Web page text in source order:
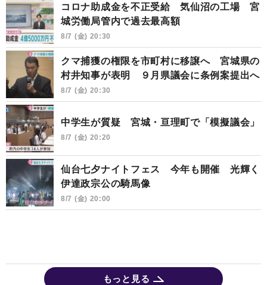
コロナ助成金を不正受給 気仙沼の工場 宮
城労働局管内で過去最高額
8/7 (金) 20:30
クマ捕獲の権限を市町村に移譲へ 宮城県の
村井知事が表明 ９月県議会に条例案提出へ
8/7 (金) 20:30
中学生が質疑 宮城・亘理町で「模擬議会」
8/7 (金) 20:20
仙台七夕ナイトフェス 今年も開催 光輝く
伊達政宗公の騎馬像
8/7 (金) 20:00
もっと見る